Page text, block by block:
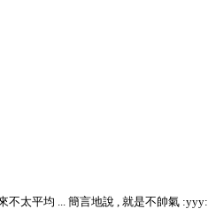
不太平均 ... 簡言地說 , 就是不帥氣 :yyy: